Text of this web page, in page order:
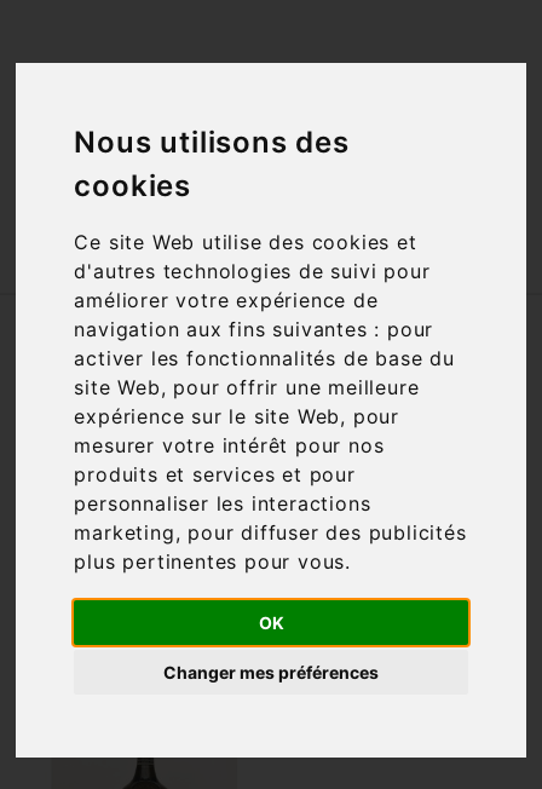
Nous utilisons des
cookies
Ce site Web utilise des cookies et
d'autres technologies de suivi pour
améliorer votre expérience de
navigation aux fins suivantes : pour
activer les fonctionnalités de base du
site Web, pour offrir une meilleure
expérience sur le site Web, pour
mesurer votre intérêt pour nos
produits et services et pour
personnaliser les interactions
marketing, pour diffuser des publicités
plus pertinentes pour vous.
OK
Changer mes préférences
Accueil Vins Appellation
AOC
Château Chalon
Filtre 1 article
Pertinence